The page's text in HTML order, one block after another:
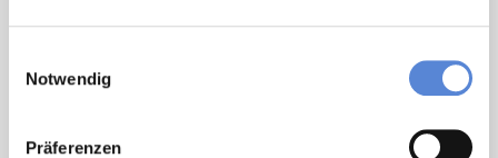
Notwendig
Präferenzen
Angestellter Facharzt mit Option auf Übernahme
(m/w/d) in Voll- oder Teilzeit ab sofort in Solingen